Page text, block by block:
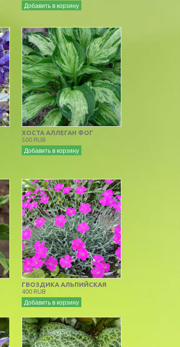
Добавить в корзину
ХОСТА АЛЛЕГАН ФОГ
500 RUB
Добавить в корзину
ГВОЗДИКА АЛЬПИЙСКАЯ
400 RUB
Добавить в корзину